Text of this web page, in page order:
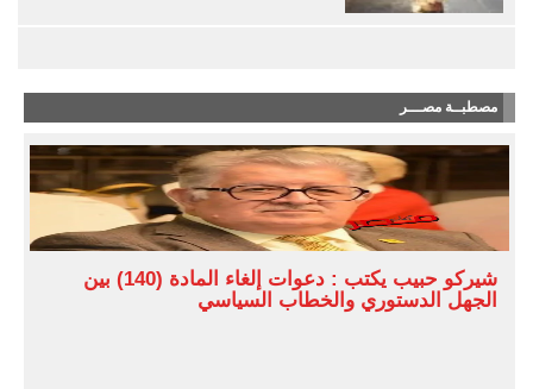
مصطبــة مصـــر
شيركو حبيب يكتب : دعوات إلغاء المادة (140) بين
الجهل الدستوري والخطاب السياسي